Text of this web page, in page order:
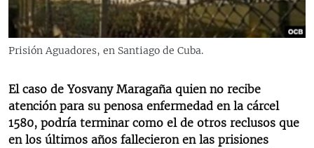
RADIO MARTÍ
ESPECIALES
LA REALIDAD DE LA VIVIENDA EN CUBA
SER VIEJO EN CUBA
KENTU-CUBANO
EDITORIALES
SÍGUENOS
Prisión Aguadores, en Santiago de Cuba.
El caso de Yosvany Maragaña quien no recibe
atención para su penosa enfermedad en la cárcel
1580, podría terminar como el de otros reclusos que
en los últimos años fallecieron en las prisiones